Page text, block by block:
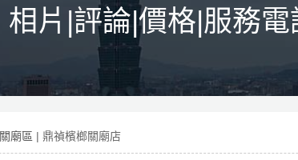
相片|評論|價格|服務
關廟區 | 鼎禎檳榔關廟店